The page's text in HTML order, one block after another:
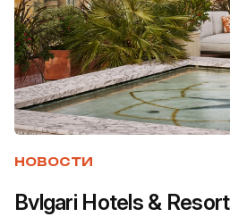
НОВОСТИ
Bvlgari Hotels &